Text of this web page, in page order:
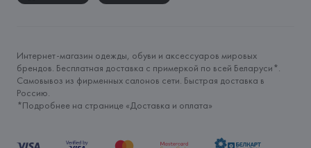
Интернет-магазин одежды, обуви и аксессуаров мировых
брендов. Бесплатная доставка с примеркой по всей Беларуси*.
Самовывоз из фирменных салонов сети. Быстрая доставка в
Россию.
*Подробнее на странице «Доставка и оплата»